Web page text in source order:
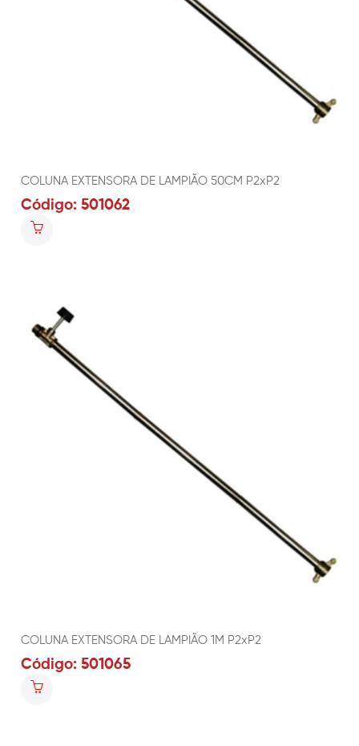
COLUNA EXTENSORA DE LAMPIÃO 50CM P2xP2
Código: 501062
COLUNA EXTENSORA DE LAMPIÃO 1M P2xP2
Código: 501065